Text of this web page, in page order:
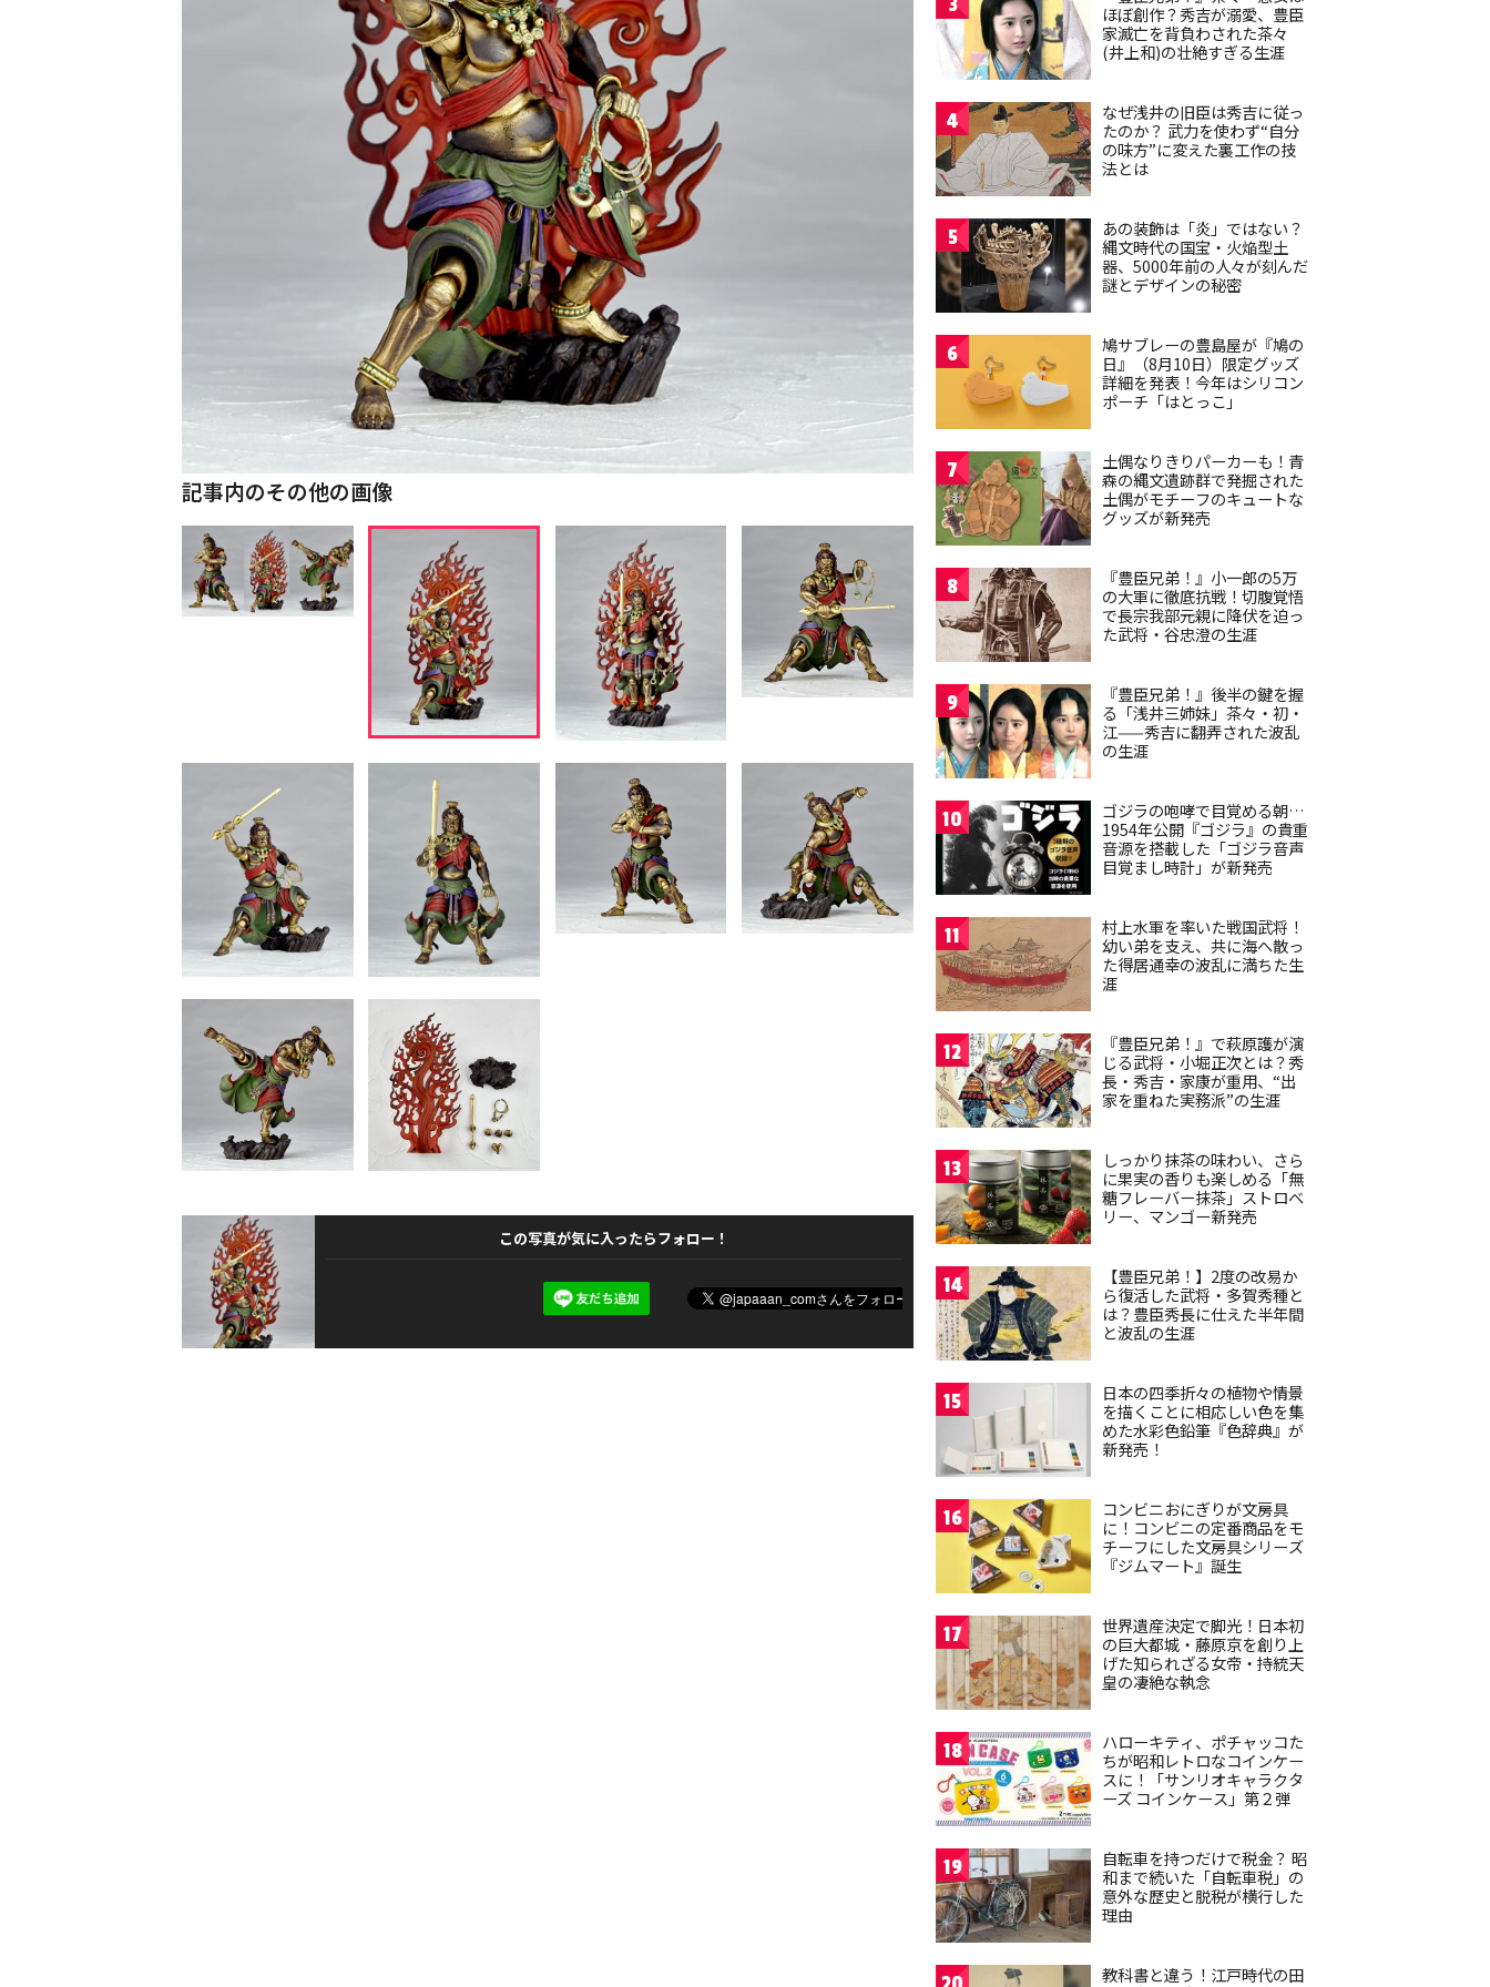
記事内のその他の画像
この写真が気に入ったらフォロー！
ほぼ創作？秀吉が溺愛、豊臣
家滅亡を背負わされた茶々
(井上和)の壮絶すぎる生涯
4
なぜ浅井の旧臣は秀吉に従っ
たのか？ 武力を使わず“自分
の味方”に変えた裏工作の技
法とは
5
あの装飾は「炎」ではない？
縄文時代の国宝・火焔型土
器、5000年前の人々が刻んだ
謎とデザインの秘密
6
鳩サブレーの豊島屋が『鳩の
日』（8月10日）限定グッズ
詳細を発表！今年はシリコン
ポーチ「はとっこ」
7
土偶なりきりパーカーも！青
森の縄文遺跡群で発掘された
土偶がモチーフのキュートな
グッズが新発売
8
『豊臣兄弟！』小一郎の5万
の大軍に徹底抗戦！切腹覚悟
で長宗我部元親に降伏を迫っ
た武将・谷忠澄の生涯
9
『豊臣兄弟！』後半の鍵を握
る「浅井三姉妹」茶々・初・
江——秀吉に翻弄された波乱
の生涯
10
ゴジラの咆哮で目覚める朝…
1954年公開『ゴジラ』の貴重
音源を搭載した「ゴジラ音声
目覚まし時計」が新発売
11
村上水軍を率いた戦国武将！
幼い弟を支え、共に海へ散っ
た得居通幸の波乱に満ちた生
涯
12
『豊臣兄弟！』で萩原護が演
じる武将・小堀正次とは？秀
長・秀吉・家康が重用、“出
家を重ねた実務派”の生涯
13
しっかり抹茶の味わい、さら
に果実の香りも楽しめる「無
糖フレーバー抹茶」ストロベ
リー、マンゴー新発売
14
【豊臣兄弟！】2度の改易か
ら復活した武将・多賀秀種と
は？豊臣秀長に仕えた半年間
と波乱の生涯
15
日本の四季折々の植物や情景
を描くことに相応しい色を集
めた水彩色鉛筆『色辞典』が
新発売！
16
コンビニおにぎりが文房具
に！コンビニの定番商品をモ
チーフにした文房具シリーズ
『ジムマート』誕生
17
世界遺産決定で脚光！日本初
の巨大都城・藤原京を創り上
げた知られざる女帝・持統天
皇の凄絶な執念
18
ハローキティ、ポチャッコた
ちが昭和レトロなコインケー
スに！「サンリオキャラクタ
ーズ コインケース」第２弾
19
自転車を持つだけで税金？ 昭
和まで続いた「自転車税」の
意外な歴史と脱税が横行した
理由
教科書と違う！江戸時代の田